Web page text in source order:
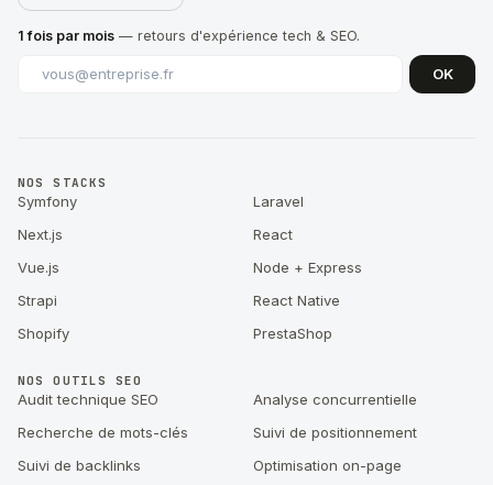
1 fois par mois — retours d'expérience tech & SEO.
OK
NOS STACKS
Symfony
Laravel
Next.js
React
Vue.js
Node + Express
Strapi
React Native
Shopify
PrestaShop
NOS OUTILS SEO
Audit technique SEO
Analyse concurrentielle
Recherche de mots-clés
Suivi de positionnement
Suivi de backlinks
Optimisation on-page